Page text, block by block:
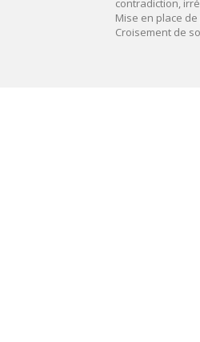
contradiction,
Mise en place
Croisement de